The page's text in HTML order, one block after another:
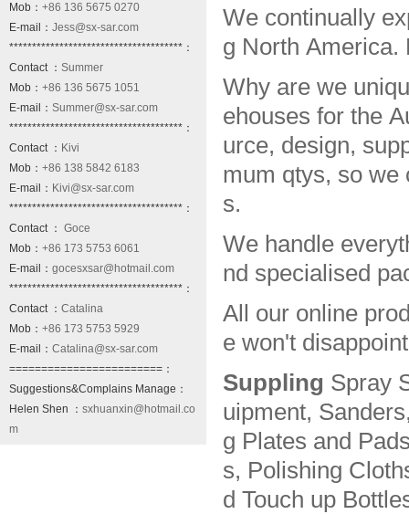
Mob： +86 136 5675 0270
E-mail： Jess@sx-sar.com
**************************************：
Contact ： Summer
Mob： +86 136 5675 1051
E-mail： Summer@sx-sar.com
**************************************：
Contact ： Kivi
Mob： +86 138 5842 6183
E-mail： Kivi@sx-sar.com
**************************************：
Contact ： Goce
Mob： +86 173 5753 6061
E-mail： gocesxsar@hotmail.com
**************************************：
Contact ： Catalina
Mob： +86 173 5753 5929
E-mail： Catalina@sx-sar.com
========================：
Suggestions&Complains Manage：
Helen Shen ： sxhuanxin@hotmail.co
m
We continually
g North America.
Why are we
ehouses for the
urce, design,
mum qtys, so we
s.
We handle
nd specialised
All our online
e won't
Suppling Spray
uipment,
g Plates and
s, Polishing
d Touch up